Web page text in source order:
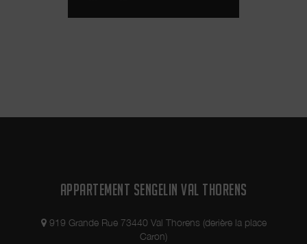
APPARTEMENT SENGELIN VAL THORENS
919 Grande Rue 73440 Val Thorens (derière la place
Caron)